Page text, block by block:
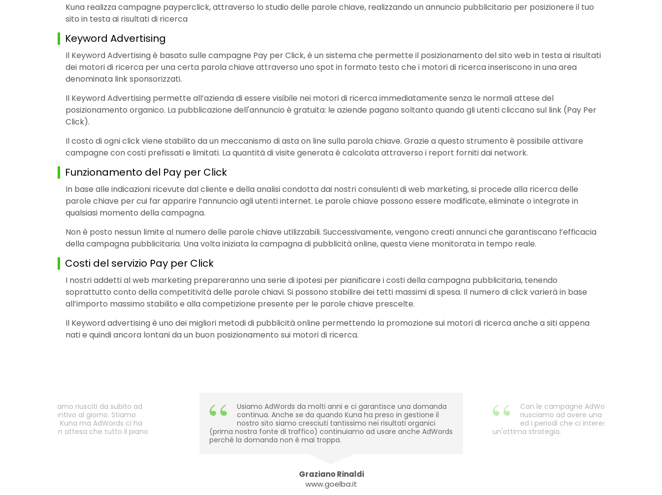
Kuna realizza campagne payperclick, attraverso lo studio delle parole chiave, realizzando un annuncio pubblicitario per posizionere il tuo
sito in testa ai risultati di ricerca
Keyword Advertising
Il Keyword Advertising è basato sulle campagne Pay per Click, è un sistema che permette il posizionamento del sito web in testa ai risultati
dei motori di ricerca per una certa parola chiave attraverso uno spot in formato testo che i motori di ricerca inseriscono in una area
denominata link sponsorizzati.
Il Keyword Advertising permette all’azienda di essere visibile nei motori di ricerca immediatamente senza le normali attese del
posizionamento organico. La pubblicazione dell'annuncio è gratuita: le aziende pagano soltanto quando gli utenti cliccano sul link (Pay Per
Click).
Il costo di ogni click viene stabilito da un meccanismo di asta on line sulla parola chiave. Grazie a questo strumento è possibile attivare
campagne con costi prefissati e limitati. La quantità di visite generata è calcolata attraverso i report forniti dai network.
Funzionamento del Pay per Click
In base alle indicazioni ricevute dal cliente e della analisi condotta dai nostri consulenti di web marketing, si procede alla ricerca delle
parole chiave per cui far apparire l’annuncio agli utenti internet. Le parole chiave possono essere modificate, eliminate o integrate in
qualsiasi momento della campagna.
Non è posto nessun limite al numero delle parole chiave utilizzabili. Successivamente, vengono creati annunci che garantiscano l’efficacia
della campagna pubblicitaria. Una volta iniziata la campagna di pubblicità online, questa viene monitorata in tempo reale.
Costi del servizio Pay per Click
I nostri addetti al web marketing prepareranno una serie di ipotesi per pianificare i costi della campagna pubblicitaria, tenendo
soprattutto conto della competitività delle parole chiavi. Si possono stabilire dei tetti massimi di spesa. Il numero di click varierà in base
all’importo massimo stabilito e alla competizione presente per le parole chiave prescelte.
Il Keyword advertising è uno dei migliori metodi di pubblicità online permettendo la promozione sui motori di ricerca anche a siti appena
nati e quindi ancora lontani da un buon posizionamento sui motori di ricerca.
budget siamo riusciti da subito ad
di preventivo al giorno. Stiamo
altri servizi con Kuna ma AdWords ci ha
immediati in attesa che tutto il piano
Usiamo AdWords da molti anni e ci garantisce una domanda
continua. Anche se da quando Kuna ha preso in gestione il
nostro sito siamo cresciuti tantissimo nei risultati organici
(prima nostra fonte di traffico) continuiamo ad usare anche AdWords
perché la domanda non è mai troppa.
Graziano Rinaldi
www.goelba.it
Con le campagne AdWords che Kuna
riusciamo ad avere una domanda
ed i periodi che ci interessa
un'ottima strategia.